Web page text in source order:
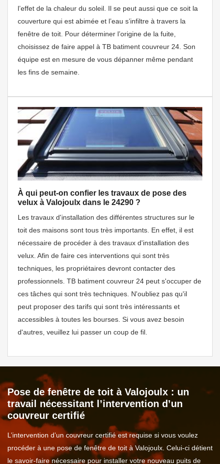
l’effet de la chaleur du soleil. Il se peut aussi que ce soit la
couverture qui est abimée et l’eau s’infiltre à travers la
fenêtre de toit. Pour déterminer l’origine de la fuite,
choisissez de faire appel à TB batiment couvreur 24. Son
équipe est en mesure de vous dépanner même pendant
les fins de semaine.
À qui peut-on confier les travaux de pose des
velux à Valojoulx dans le 24290 ?
Les travaux d'installation des différentes structures sur le
toit des maisons sont tous très importants. En effet, il est
nécessaire de procéder à des travaux d'installation des
velux. Afin de faire ces interventions qui sont très
techniques, les propriétaires devront contacter des
professionnels. TB batiment couvreur 24 peut s'occuper de
ces tâches qui sont très techniques. N'oubliez pas qu'il
peut proposer des tarifs qui sont très intéressants et
accessibles à toutes les bourses. Si vous avez besoin
d'autres, veuillez lui passer un coup de fil.
Pose de fenêtre de toit à Valojoulx : un
travail nécessitant l’intervention d’un
couvreur certifié
L’intervention d’un couvreur certifié est requise si vous voulez
procéder à une pose de fenêtre de toit à Valojoulx. Celui-ci détient
le savoir-faire nécessaire pour installer votre nouveau puits de